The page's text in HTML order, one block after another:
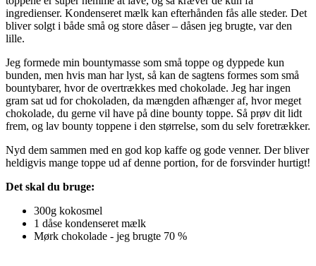
ingredienser. Kondenseret mælk kan efterhånden fås alle steder. Det
bliver solgt i både små og store dåser – dåsen jeg brugte, var den
lille.
Jeg formede min bountymasse som små toppe og dyppede kun
bunden, men hvis man har lyst, så kan de sagtens formes som små
bountybarer, hvor de overtrækkes med chokolade. Jeg har ingen
gram sat ud for chokoladen, da mængden afhænger af, hvor meget
chokolade, du gerne vil have på dine bounty toppe. Så prøv dit lidt
frem, og lav bounty toppene i den størrelse, som du selv foretrækker.
Nyd dem sammen med en god kop kaffe og gode venner. Der bliver
heldigvis mange toppe ud af denne portion, for de forsvinder hurtigt!
Det skal du bruge:
300g kokosmel
1 dåse kondenseret mælk
Mørk chokolade - jeg brugte 70 %